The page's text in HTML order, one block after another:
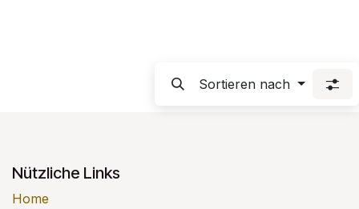
Sortieren nach
Nützliche Links
Home